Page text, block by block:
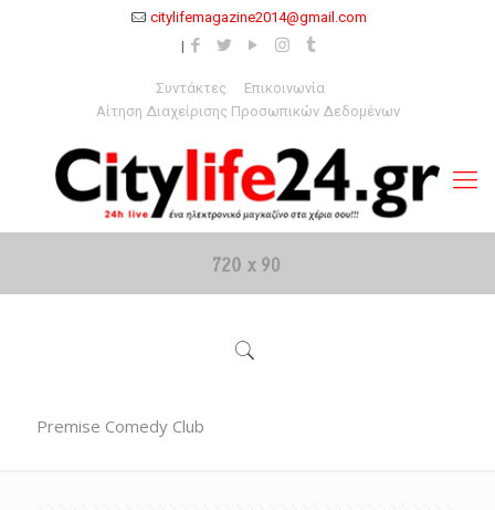
citylifemagazine2014@gmail.com
Συντάκτες
Επικοινωνία
Αίτηση Διαχείρισης Προσωπικών Δεδομένων
Premise Comedy Club